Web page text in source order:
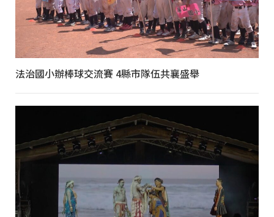
法治國小辦棒球交流賽 4縣市隊伍共襄盛舉